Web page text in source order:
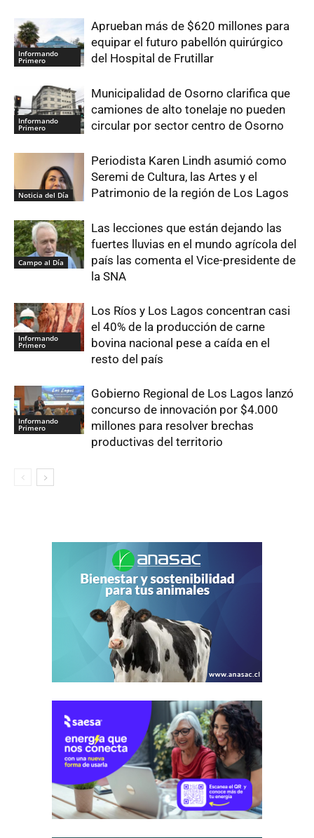
Informando
Primero
Aprueban más de $620 millones para
equipar el futuro pabellón quirúrgico
del Hospital de Frutillar
Informando
Primero
Municipalidad de Osorno clarifica que
camiones de alto tonelaje no pueden
circular por sector centro de Osorno
Noticia del Día
Periodista Karen Lindh asumió como
Seremi de Cultura, las Artes y el
Patrimonio de la región de Los Lagos
Campo al Día
Las lecciones que están dejando las
fuertes lluvias en el mundo agrícola del
país las comenta el Vice-presidente de
la SNA
Informando
Primero
Los Ríos y Los Lagos concentran casi
el 40% de la producción de carne
bovina nacional pese a caída en el
resto del país
Informando
Primero
Gobierno Regional de Los Lagos lanzó
concurso de innovación por $4.000
millones para resolver brechas
productivas del territorio